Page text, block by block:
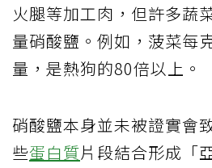
火腿等加工肉，但許多蔬
量硝酸鹽。例如，菠菜每
量，是熱狗的80倍以上。
硝酸鹽本身並未被證實會
些蛋白質片段結合形成「